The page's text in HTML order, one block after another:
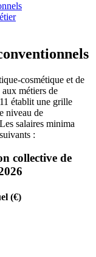
cosmétique et de
métiers de
établit une grille
niveau de
salaires minima
:
collective de
(€)